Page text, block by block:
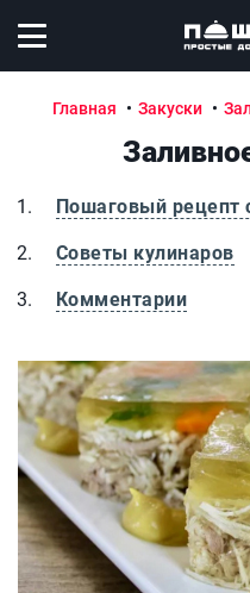
Открыть меню
Главная Закуски
Пошаговый рецепт
Советы кулинаров
Комментарии
Заливное из курицы